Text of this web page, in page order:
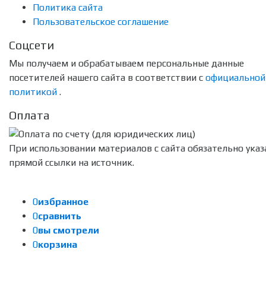
Политика сайта
Пользовательское соглашение
Соцсети
Мы получаем и обрабатываем персональные данные
посетителей нашего сайта в соответствии с официальной
политикой .
Оплата
При использовании материалов с сайта обязательно
прямой ссылки на источник.
0избранное
0сравнить
0вы смотрели
0корзина